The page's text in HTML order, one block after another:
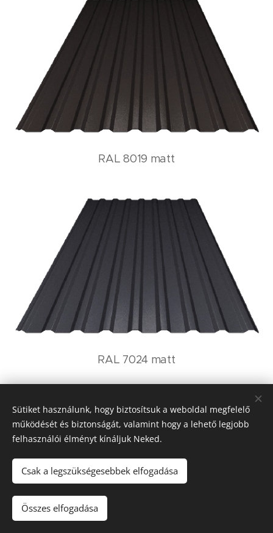
RAL 8019 matt
RAL 7024 matt
Sütiket használunk, hogy biztosítsuk a weboldal megfelelő
működését és biztonságát, valamint hogy a lehető legjobb
felhasználói élményt kínáljuk Neked.
Csak a legszükségesebbek elfogadása
Összes elfogadása